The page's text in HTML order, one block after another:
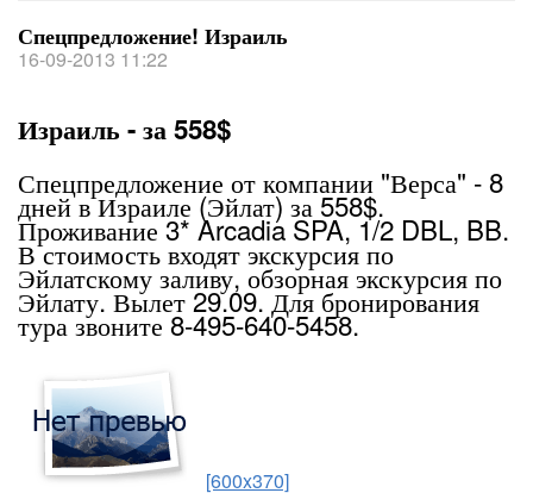
Спецпредложение! Израиль
16-09-2013 11:22
Израиль - за 558$
Спецпредложение от компании "Верса" - 8
дней в Израиле (Эйлат) за 558$.
Проживание 3* Arcadia SPA, 1/2 DBL, BB.
В стоимость входят экскурсия по
Эйлатскому заливу, обзорная экскурсия по
Эйлату. Вылет 29.09. Для бронирования
тура звоните 8-495-640-5458.
[600x370]